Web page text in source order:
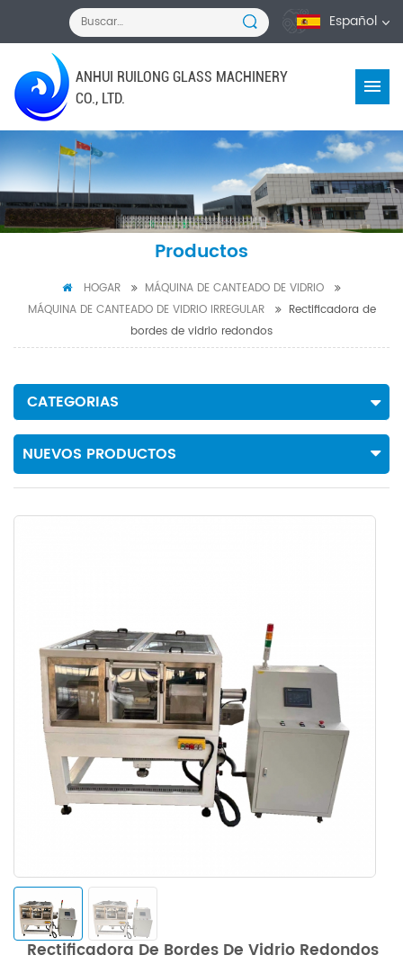
Español
ANHUI RUILONG GLASS MACHINERY
CO., LTD.
Productos
HOGAR
MÁQUINA DE CANTEADO DE VIDRIO
MÁQUINA DE CANTEADO DE VIDRIO IRREGULAR
Rectificadora de
bordes de vidrio redondos
CATEGORIAS
NUEVOS PRODUCTOS
Rectificadora De Bordes De Vidrio Redondos